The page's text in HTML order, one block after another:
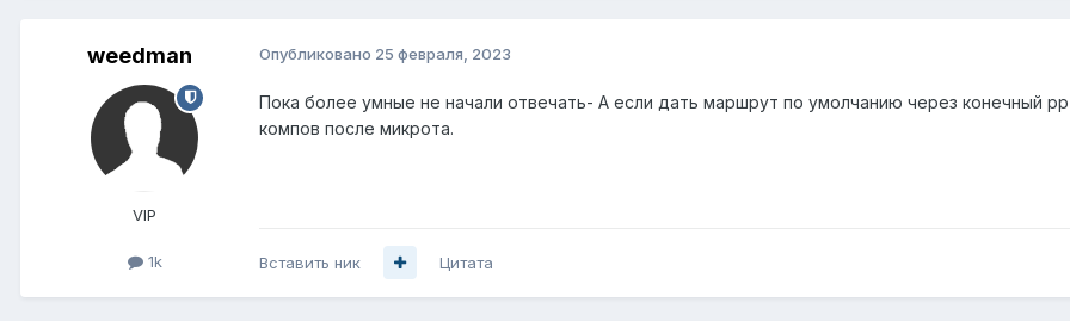
weedman
VIP
1k
Опубликовано 25 февраля, 2023
Пока более умные не начали отвечать- А если дать маршрут по умолчанию через конечный
компов после микрота.
Вставить ник Цитата